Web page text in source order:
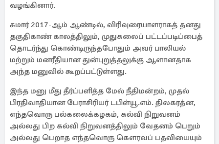
வழங்கினார்.
சுமார் 2017-ஆம் ஆண்டில், விரிவுரையாளராகத் தனது
தகுதிகாண் காலத்திலும், முதுகலைப் பட்டப்படிப்பைத்
தொடர்ந்து கொண்டிருந்தபோதும் அவர் பாலியல்
மற்றும் மனரீதியான துன்புறுத்தலுக்கு ஆளானதாக
அந்த மனுவில் கூறப்பட்டுள்ளது.
இந்த மனு மீது தீர்ப்பளித்த மேல் நீதிமன்றம், முதல்
பிரதிவாதியான பேராசிரியர் டபிள்யூ.எம். திலகரத்ன,
எந்தவொரு பல்கலைக்கழகம், கல்வி நிறுவனம்
அல்லது பிற கல்வி நிறுவனத்திலும் வேதனம் பெறும்
அல்லது பெறாத எந்தவொரு கௌரவப் பதவியையும்